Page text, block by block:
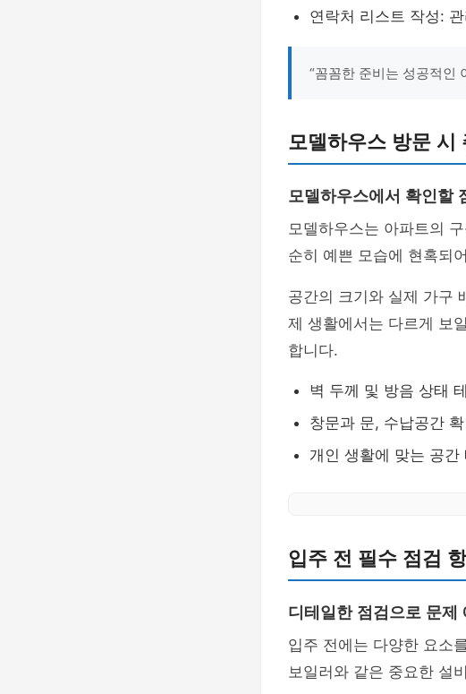
연락처 리스트 작성:
“꼼꼼한 준비는 성공적인
모델하우스 방문 시
모델하우스에서 확인할
모델하우스는 아파트의
순히 예쁜 모습에 현혹되
공간의 크기와 실제 가구
제 생활에서는 다르게 보
합니다.
벽 두께 및 방음 상태
창문과 문, 수납공간 확
개인 생활에 맞는 공간
입주 전 필수 점검
디테일한 점검으로 문제
입주 전에는 다양한 요소
보일러와 같은 중요한 설